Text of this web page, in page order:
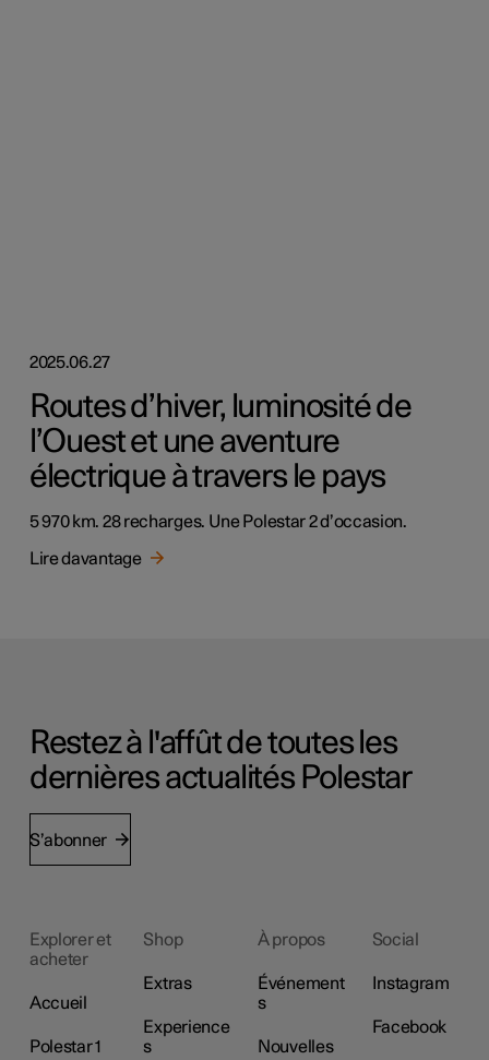
2025.06.27
Routes d’hiver, luminosité de
l’Ouest et une aventure
électrique à travers le pays
5 970 km. 28 recharges. Une Polestar 2 d’occasion.
Lire davantage
Restez à l'affût de toutes les
dernières actualités Polestar
S’abonner
Explorer et
acheter
Accueil
Polestar 1
Shop
Extras
Experience
s
À propos
Événement
s
Nouvelles
Social
Instagram
Facebook